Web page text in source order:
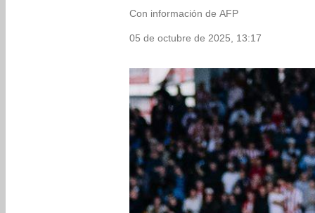
Con información de AFP
05 de octubre de 2025, 13:17